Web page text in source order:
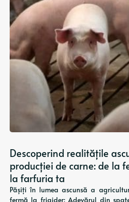
Descoperind realitățile
producției de carne: de la
la farfuria ta
Pășiți în lumea ascunsă a
fermă la frigider: Adevărul din